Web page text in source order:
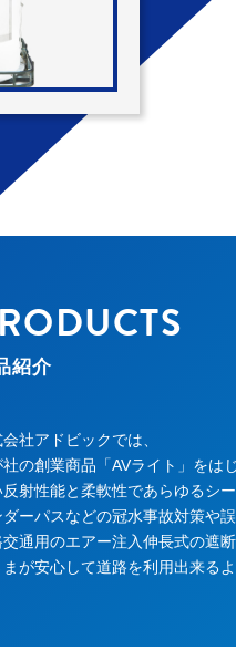
紹介
社アドビックでは、
の創業商品「AVライト」をはじ
反射性能と柔軟性であらゆるシ
ダーパスなどの冠水事故対策や
通用のエアー注入伸長式の遮断
まが安心して道路を利用出来る